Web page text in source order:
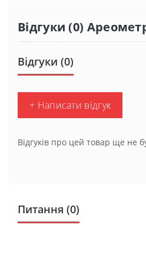
Відгуки (0)
Відгуки (0)
+ Написати відгук
Відгуків про цей товар ще не
Питання (0)